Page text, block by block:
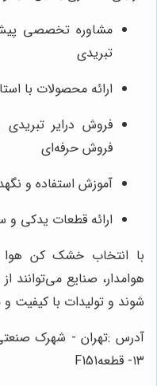
مشاوره تخصصی پیش
تبریدی
ارائه محصولات با
فروش درایر
فروش حرفه‌ای
آموزش استفاده و
ارائه قطعات یدکی
با انتخاب خشک کن هوا
هوامدار، صنایع می‌توانند
شوند و تولیدات با کیفیت
۱۳- قطعهF151